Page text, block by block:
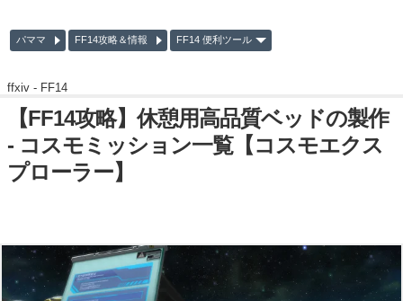
パママ FF14攻略＆情報 FF14 便利ツール
ffxiv - FF14
【FF14攻略】休憩用高品質ベッドの製作
- コスモミッション一覧【コスモエクス
プローラー】